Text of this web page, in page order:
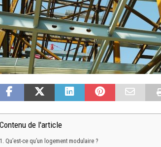
Contenu de l'article
Qu’est-ce qu’un logement modulaire ?